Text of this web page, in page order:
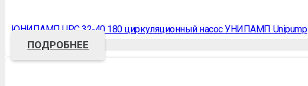
ЮНИПАМП UPC 32-40 180 циркуляционный насос УНИПАМП Unipump
ПОДРОБНЕЕ